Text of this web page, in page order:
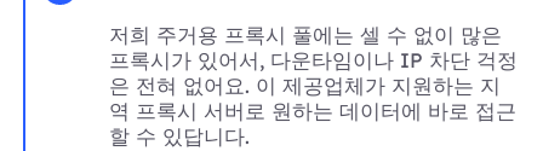
저희 주거용 프록시 풀에는 셀 수 없이 많은
프록시가 있어서, 다운타임이나 IP 차단 걱정
은 전혀 없어요. 이 제공업체가 지원하는 지
역 프록시 서버로 원하는 데이터에 바로 접근
할 수 있답니다.